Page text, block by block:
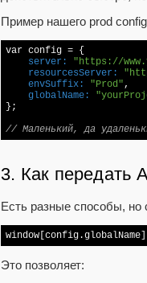
Пример нашего prod
    server:
"https://
    resourcesServer:
    envSuffix:
"Prod"
    globalName:
};
// Маленький, да
3. Как передать
Есть разные способы, но
window
Это позволяет: